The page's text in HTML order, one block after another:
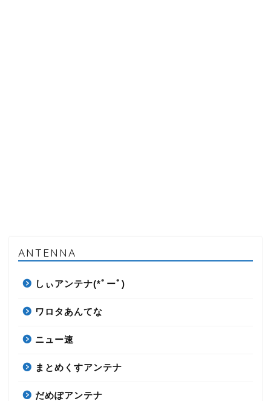
ANTENNA
しぃアンテナ(*ﾟーﾟ)
ワロタあんてな
ニュー速
まとめくすアンテナ
だめぽアンテナ